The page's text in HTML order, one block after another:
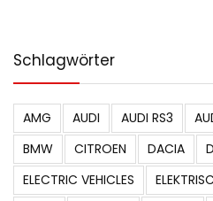
Schlagwörter
AMG AUDI AUDI RS3
BMW
CITROEN DACIA
ELECTRIC VEHICLES